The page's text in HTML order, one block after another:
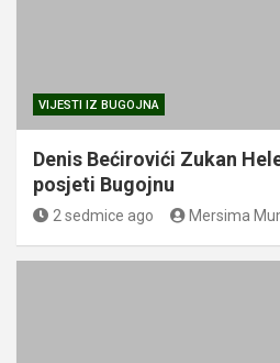
VIJESTI IZ BUGOJNA
Denis Bećirovići Zukan
posjeti Bugojnu
2 sedmice ago Mersima